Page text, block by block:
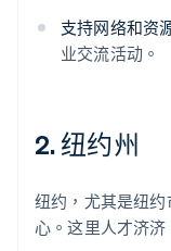
支持网络和资
业交流活动。
2. 纽约州
纽约，尤其是纽
心。这里人才济济